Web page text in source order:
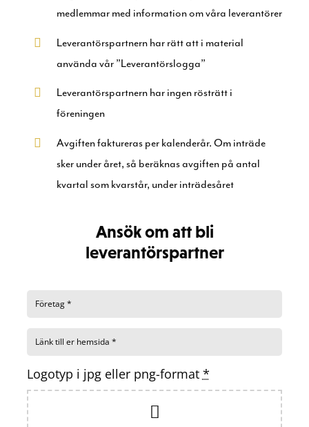
medlemmar med information om våra leverantörer
Leverantörspartnern har rätt att i material
använda vår ”Leverantörslogga”
Leverantörspartnern har ingen rösträtt i
föreningen
Avgiften faktureras per kalenderår. Om inträde
sker under året, så beräknas avgiften på antal
kvartal som kvarstår, under inträdesåret
Ansök om att bli
leverantörspartner
Logotyp i jpg eller png-format *